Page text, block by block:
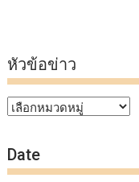
หัวข้อข่าว
หัวข้อ
Date